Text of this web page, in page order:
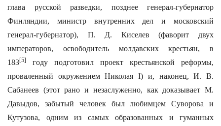
глава русской разведки, позднее генерал-губернатор
Финляндии, министр внутренних дел и московский
генерал-губернатор), П. Д. Киселев (фаворит двух
императоров, освободитель молдавских крестьян, в
18З[5]
году подготовил проект крестьянской реформы,
проваленный окружением Николая I) и, наконец, И. В.
Сабанеев (этот рано и незаслуженно, как доказывает М.
Давыдов, забытый человек был любимцем Суворова и
Кутузова, одним из самых образованных и гуманных